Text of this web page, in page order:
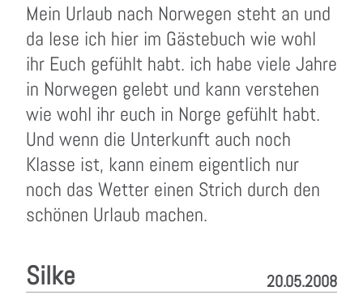
Mein Urlaub nach Norwegen steht an und
da lese ich hier im Gästebuch wie wohl
ihr Euch gefühlt habt. ich habe viele Jahre
in Norwegen gelebt und kann verstehen
wie wohl ihr euch in Norge gefühlt habt.
Und wenn die Unterkunft auch noch
Klasse ist, kann einem eigentlich nur
noch das Wetter einen Strich durch den
schönen Urlaub machen.
Silke 20.05.2008